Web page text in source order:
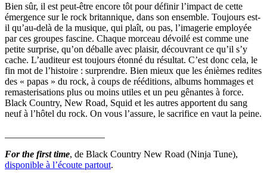
Bien sûr, il est peut-être encore tôt pour définir l’impact de cette
émergence sur le rock britannique, dans son ensemble. Toujours est-
il qu’au-delà de la musique, qui plaît, ou pas, l’imagerie employée
par ces groupes fascine. Chaque morceau dévoilé est comme une
petite surprise, qu’on déballe avec plaisir, découvrant ce qu’il s’y
cache. L’auditeur est toujours étonné du résultat. C’est donc cela, le
fin mot de l’histoire : surprendre. Bien mieux que les énièmes redites
des « papas » du rock, à coups de rééditions, albums hommages et
remasterisations plus ou moins utiles et un peu gênantes à force.
Black Country, New Road, Squid et les autres apportent du sang
neuf à l’hôtel du rock. On vous l’assure, le sacrifice en vaut la peine.
For the first time, de Black Country New Road (Ninja Tune),
disponible à l’écoute partout.